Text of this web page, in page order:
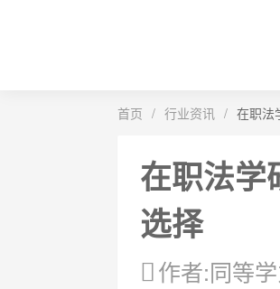
首页 / 行业资讯 / 在职法
在职法学
选择
作者:同等